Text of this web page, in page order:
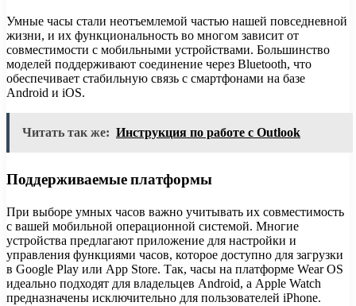
Умные часы стали неотъемлемой частью нашей повседневной
жизни, и их функциональность во многом зависит от
совместимости с мобильными устройствами. Большинство
моделей поддерживают соединение через Bluetooth, что
обеспечивает стабильную связь с смартфонами на базе
Android и iOS.
Читать так же: Инструкция по работе с Outlook
Поддерживаемые платформы
При выборе умных часов важно учитывать их совместимость
с вашей мобильной операционной системой. Многие
устройства предлагают приложение для настройки и
управления функциями часов, которое доступно для загрузки
в Google Play или App Store. Так, часы на платформе Wear OS
идеально подходят для владельцев Android, а Apple Watch
предназначены исключительно для пользователей iPhone.